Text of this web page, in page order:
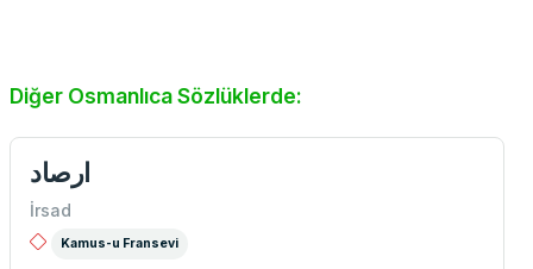
Diğer Osmanlıca Sözlüklerde:
ارصاد
İrsad
Kamus-u Fransevi